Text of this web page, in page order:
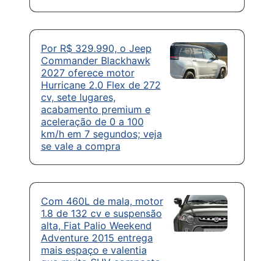
Por R$ 329.990, o Jeep
Commander Blackhawk
2027 oferece motor
Hurricane 2.0 Flex de 272
cv, sete lugares,
acabamento premium e
aceleração de 0 a 100
km/h em 7 segundos; veja
se vale a compra
Com 460L de mala, motor
1.8 de 132 cv e suspensão
alta, Fiat Palio Weekend
Adventure 2015 entrega
mais espaço e valentia